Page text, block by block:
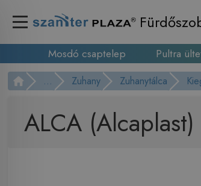
Mosdó csaptelep Pultra
... Zuhany Zuhanytálca
ALCA